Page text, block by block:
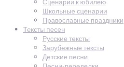
Сценарии к юбилею
Школьные сценарии
Православные праздники
Тексты песен
Русские тексты
Зарубежные тексты
Детские песни